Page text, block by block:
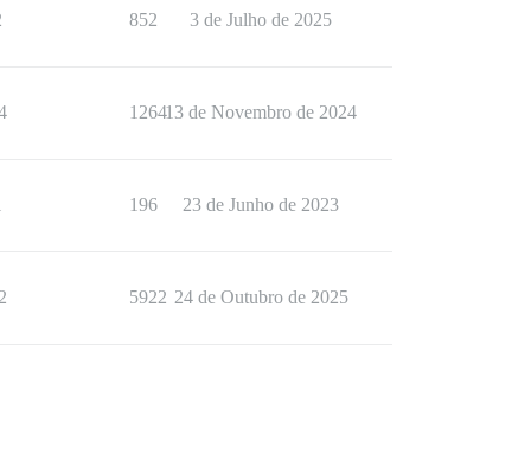
852 3 de Julho de 2025
126413 de Novembro de 2024
196 23 de Junho de 2023
5922 24 de Outubro de 2025